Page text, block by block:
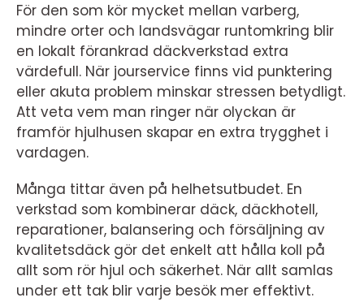
För den som kör mycket mellan varberg,
mindre orter och landsvägar runtomkring blir
en lokalt förankrad däckverkstad extra
värdefull. När jourservice finns vid punktering
eller akuta problem minskar stressen betydligt.
Att veta vem man ringer när olyckan är
framför hjulhusen skapar en extra trygghet i
vardagen.
Många tittar även på helhetsutbudet. En
verkstad som kombinerar däck, däckhotell,
reparationer, balansering och försäljning av
kvalitetsdäck gör det enkelt att hålla koll på
allt som rör hjul och säkerhet. När allt samlas
under ett tak blir varje besök mer effektivt.